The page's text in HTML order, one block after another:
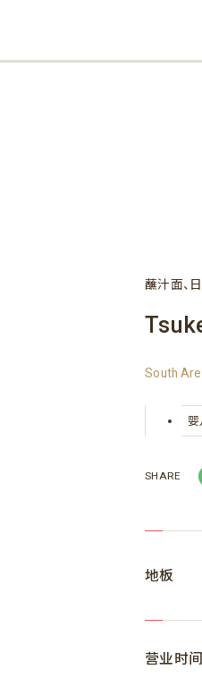
蘸汁面、
South
婴
SHARE
地板
营业时间